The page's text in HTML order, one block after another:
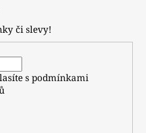
či slevy!
spodmínkami